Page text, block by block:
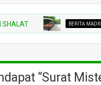
BERITA MADRASAH
“Surat